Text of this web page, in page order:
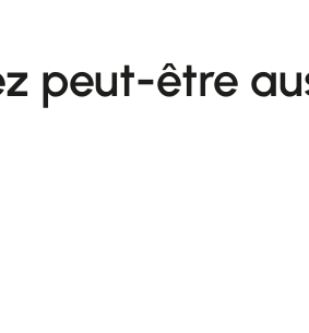
peut-être